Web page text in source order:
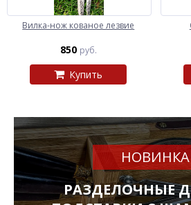
Вилка-нож кованое лезвие
850 руб.
Купить
НОВИНКА
РАЗДЕЛОЧНЫЕ